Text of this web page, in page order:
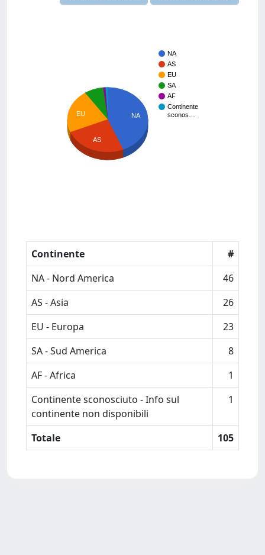
NA
AS
EU
SA
AF
Continente
sconos…
NA
EU
AS
Continente
#
NA - Nord America
46
AS - Asia
26
EU - Europa
23
SA - Sud America
8
AF - Africa
1
Continente sconosciuto - Info sul
continente non disponibili
1
Totale 105